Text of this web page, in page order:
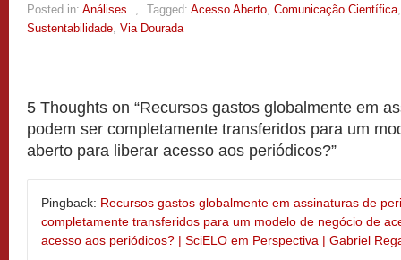
Posted in: Análises , Tagged: Acesso Aberto, Comunicação Científica
Sustentabilidade, Via Dourada
5 Thoughts on “Recursos gastos globalmente em
podem ser completamente transferidos para um
aberto para liberar acesso aos periódicos?”
Pingback: Recursos gastos globalmente em assinaturas de
completamente transferidos para um modelo de negócio de
acesso aos periódicos? | SciELO em Perspectiva | Gabriel